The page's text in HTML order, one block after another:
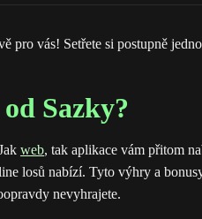
pro vás! Setřete si postupně
Sazky?
web, tak aplikace vám přitom
losů nabízí. Tyto výhry a
nevyhrajete.